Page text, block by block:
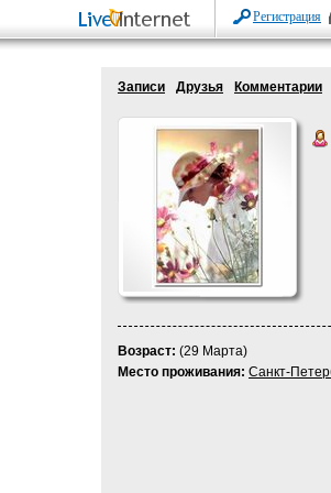
Регистрация
Записи Друзья Комментарии
Возраст: (29 Марта)
Место проживания: Санкт-